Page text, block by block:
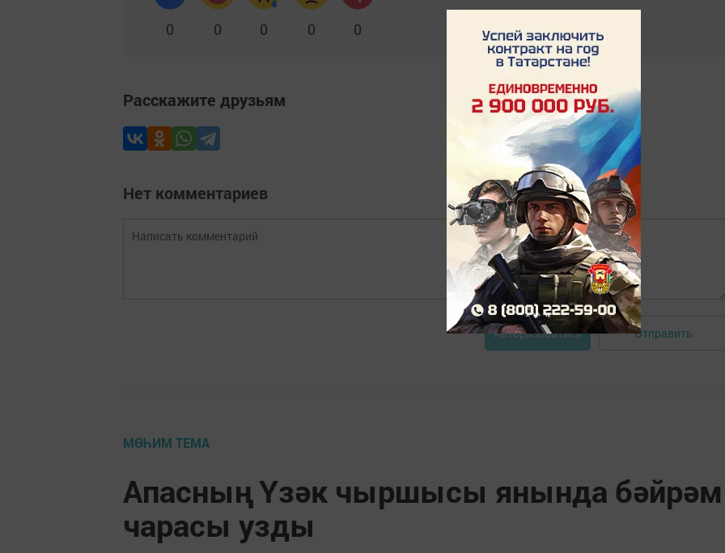
0 0 0 0 0
Расскажите друзьям
Нет комментариев
Авторизоваться Отправить
МӨҺИМ ТЕМА
Апасның Үзәк чыршысы янында бәйрәм
чарасы узды